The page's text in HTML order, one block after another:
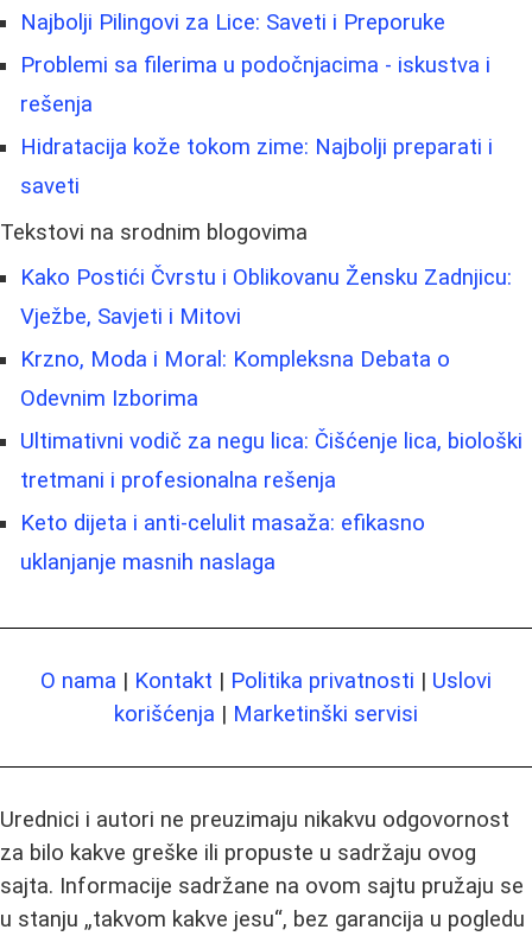
Najbolji Pilingovi za Lice: Saveti i Preporuke
Problemi sa filerima u podočnjacima - iskustva i
rešenja
Hidratacija kože tokom zime: Najbolji preparati i
saveti
Tekstovi na srodnim blogovima
Kako Postići Čvrstu i Oblikovanu Žensku Zadnjicu:
Vježbe, Savjeti i Mitovi
Krzno, Moda i Moral: Kompleksna Debata o
Odevnim Izborima
Ultimativni vodič za negu lica: Čišćenje lica, biološki
tretmani i profesionalna rešenja
Keto dijeta i anti-celulit masaža: efikasno
uklanjanje masnih naslaga
O nama | Kontakt | Politika privatnosti | Uslovi
korišćenja | Marketinški servisi
Urednici i autori ne preuzimaju nikakvu odgovornost
za bilo kakve greške ili propuste u sadržaju ovog
sajta. Informacije sadržane na ovom sajtu pružaju se
u stanju „takvom kakve jesu“, bez garancija u pogledu